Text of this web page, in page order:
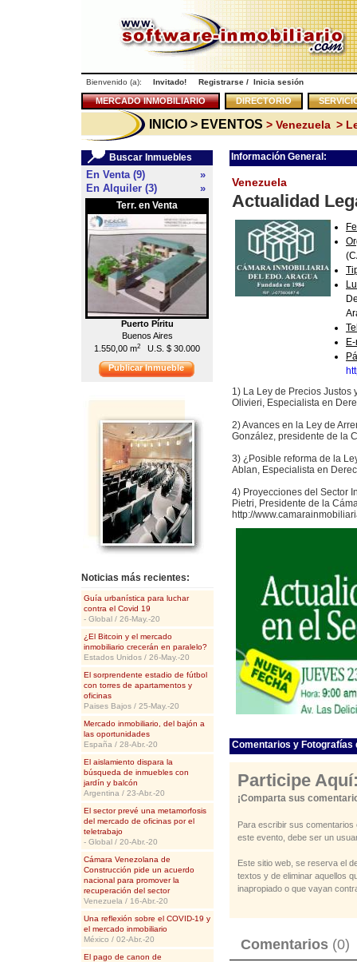
Bienvenido (a): Invitado! Registrarse / Inicia sesión
MERCADO INMOBILIARIO DIRECTORIO
INICIO > EVENTOS > Venezuela >
Buscar Inmuebles
En Venta (9)
»
En Alquiler (3)
»
Terr. en Venta
Puerto Píritu
Buenos Aires
1.550,00 m2 U.S. $ 30.000
Local en Venta
Publicar Inmueble
Noticias más recientes:
Guía urbanística para luchar
contra el Covid 19
- Global / 26-May.-20
¿El Bitcoin y el mercado
inmobiliario crecerán en paralelo?
Estados Unidos / 26-May.-20
El sorprendente estadio de fútbol
con torres de apartamentos y
oficinas
Paises Bajos / 25-May.-20
Mercado inmobiliario, del bajón a
las oportunidades
España / 28-Abr.-20
El aislamiento dispara la
búsqueda de inmuebles con
jardín y balcón
Argentina / 23-Abr.-20
El sector prevé una metamorfosis
del mercado de oficinas por el
teletrabajo
- Global / 20-Abr.-20
Cámara Venezolana de
Construcción pide un acuerdo
nacional para promover la
recuperación del sector
Venezuela / 16-Abr.-20
Una reflexión sobre el COVID-19 y
el mercado inmobiliario
México / 02-Abr.-20
El pago de canon de
Información General:
Venezuela
Actualidad
1) La Ley de Precios Justos
Olivieri, Especialista en
2) Avances en la Ley de
González, presidente de la
3) ¿Posible reforma de la
Ablan, Especialista en
4) Proyecciones del Sector
Pietri, Presidente de la
http://
Comentarios y Fotografías
Participe
¡Comparta sus
Para escribir sus
este evento, debe ser un
Este sitio web, se reserva el
textos y de eliminar aquellos
inapropiado o que vayan
Comentarios (0)